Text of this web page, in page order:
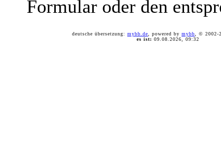
Formular oder den
deutsche übersetzung: mybb.de , powered by mybb , ©
es ist: 09.08.2026, 09:32